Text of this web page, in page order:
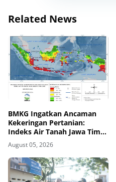
Related News
BMKG Ingatkan Ancaman
Kekeringan Pertanian:
Indeks Air Tanah Jawa Timur
Agustus 2026 Masuk
Kategori Kurang
August 05, 2026